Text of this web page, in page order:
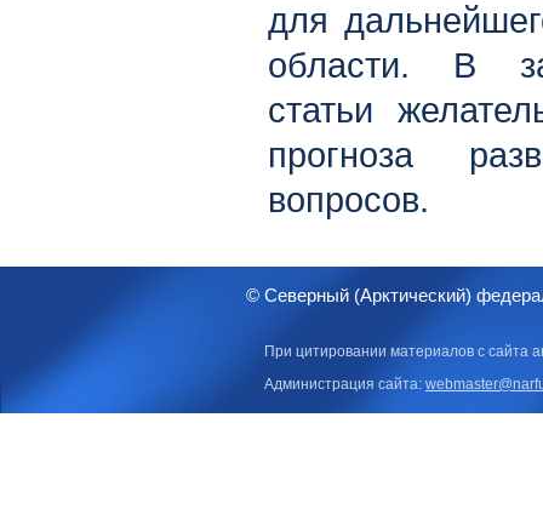
для
области. В
статьи
прогноза
вопросов.
© Северный (Арктический)
При цитировании материалов с сайта
Администрация сайта: